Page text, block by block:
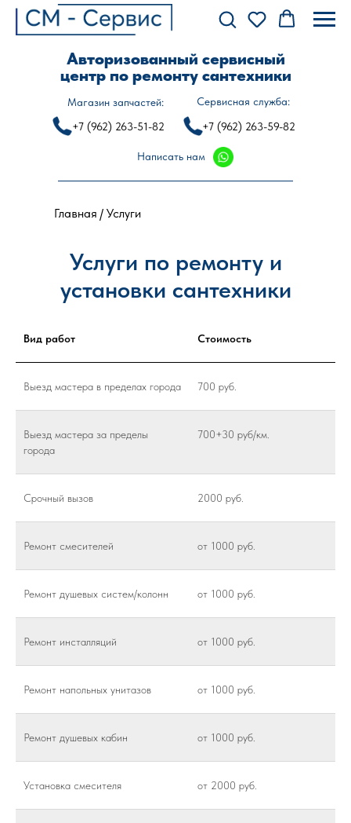
Магазин запчастей:
Написать нам
Авторизованный сервисный
центр по ремонту сантехники
+7 (962) 263-51-82 +7 (962) 263-59-82
Сервисная служба:
Главная / Услуги
Услуги по ремонту и
установки сантехники
Вид работ Стоимость
Выезд мастера в пределах города 700 руб.
Выезд мастера за пределы
города
700+30 руб/км.
Срочный вызов 2000 руб.
Ремонт смесителей от 1000 руб.
Ремонт душевых систем/колонн от 1000 руб.
Ремонт инсталляций от 1000 руб.
Ремонт напольных унитазов от 1000 руб.
Ремонт душевых кабин от 1000 руб.
Установка смесителя от 2000 руб.